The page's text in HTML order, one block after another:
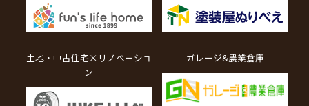
土地・中古住宅×リノベーショ
ン
ガレージ&農業倉庫